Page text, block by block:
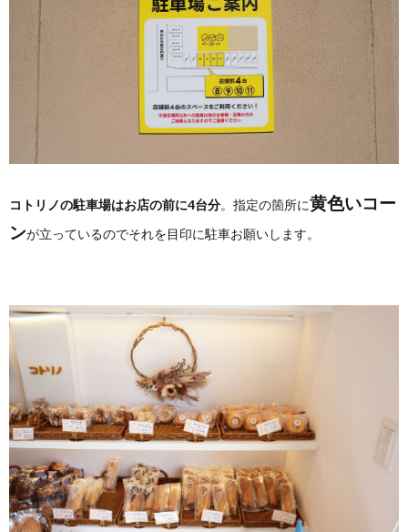
コトリノの駐車場はお店の前に4台分。指定の箇所に黄色いコー
ンが立っているのでそれを目印に駐車お願いします。